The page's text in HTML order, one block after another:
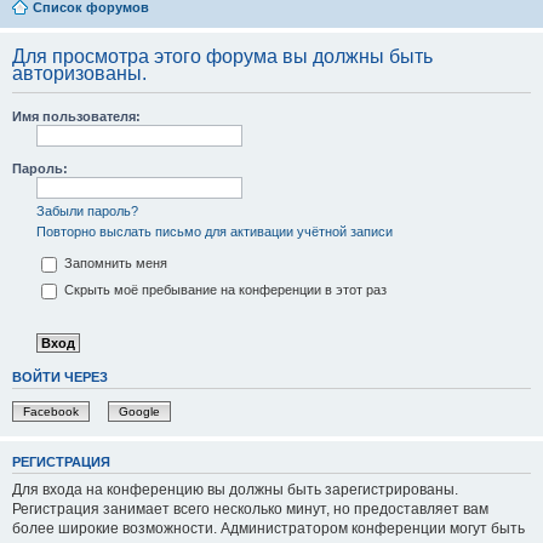
Список форумов
Для просмотра этого форума вы должны быть
авторизованы.
Имя пользователя:
Пароль:
Забыли пароль?
Повторно выслать письмо для активации учётной записи
Запомнить меня
Скрыть моё пребывание на конференции в этот раз
ВОЙТИ ЧЕРЕЗ
Facebook Google
РЕГИСТРАЦИЯ
Для входа на конференцию вы должны быть зарегистрированы.
Регистрация занимает всего несколько минут, но предоставляет вам
более широкие возможности. Администратором конференции могут быть